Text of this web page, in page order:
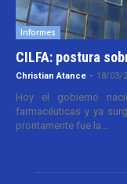
Informes
CILFA: postura
Christian Atance - 18/03/
Hoy el gobierno
farmacéuticas y ya
prontamente fue la...